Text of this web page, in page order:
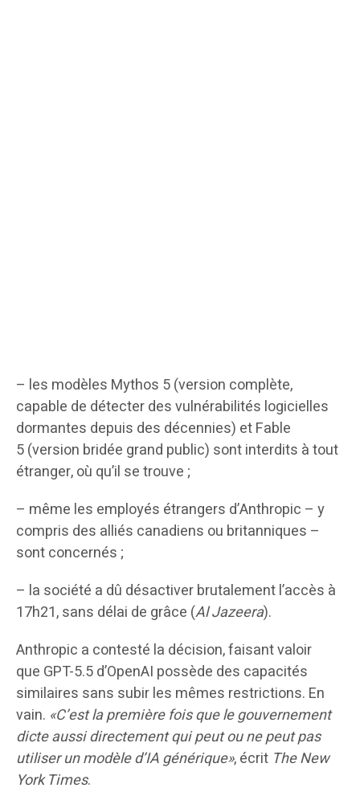
– les modèles Mythos 5 (version complète,
capable de détecter des vulnérabilités logicielles
dormantes depuis des décennies) et Fable
5 (version bridée grand public) sont interdits à tout
étranger, où qu’il se trouve ;
– même les employés étrangers d’Anthropic – y
compris des alliés canadiens ou britanniques –
sont concernés ;
– la société a dû désactiver brutalement l’accès à
17h21, sans délai de grâce (Al Jazeera).
Anthropic a contesté la décision, faisant valoir
que GPT-5.5 d’OpenAI possède des capacités
similaires sans subir les mêmes restrictions. En
vain. «C’est la première fois que le gouvernement
dicte aussi directement qui peut ou ne peut pas
utiliser un modèle d’IA générique», écrit The New
York Times.